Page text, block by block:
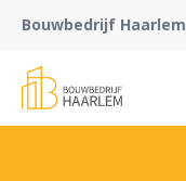
Bouwbedrijf Haarlem